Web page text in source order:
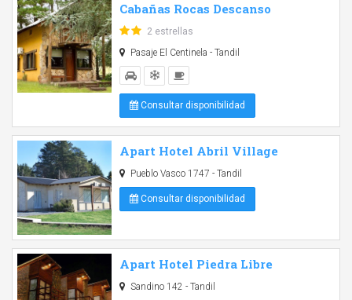
Cabañas Rocas Descanso
2 estrellas
Pasaje El Centinela - Tandil
Consultar disponibilidad
Apart Hotel Abril Village
Pueblo Vasco 1747 - Tandil
Consultar disponibilidad
Apart Hotel Piedra Libre
Sandino 142 - Tandil